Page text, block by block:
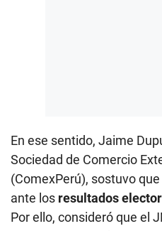
En ese sentido, Jaime
Sociedad de Comercio
(ComexPerú), sostuvo
ante los resultados
Por ello, consideró que el